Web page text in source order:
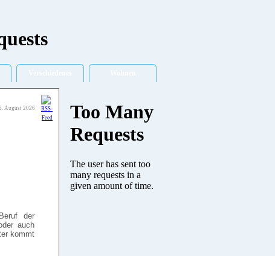
August 2026
der
auch
kommt